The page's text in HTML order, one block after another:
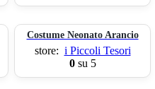
Costume Neonato Arancio
store: i Piccoli Tesori
0su 5